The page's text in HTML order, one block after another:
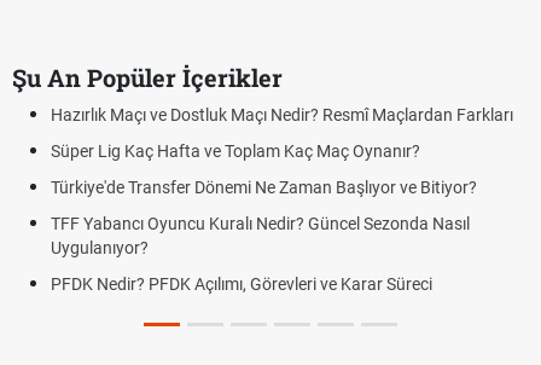
Şu An Popüler İçerikler
Puan Durumunda AG, OM ve Diğer Kısaltmalar Ne Anlama Gelir?
Skor Ne Demek? Sporda Skor ve Sonuç Kavramları
Futbol Nasıl Oynanır? Temel Futbol Kuralları
Deplasman Golü Kuralı Nedir? Hangi Organizasyonlarda
Uygulanıyor?
DGS Sonuçları Ne Zaman Açıklanacak 2026? ÖSYM Sonuç